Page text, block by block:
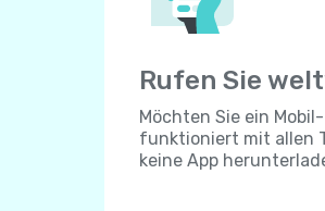
Rufen Sie
Möchten Sie ein
funktioniert mit allen
keine App